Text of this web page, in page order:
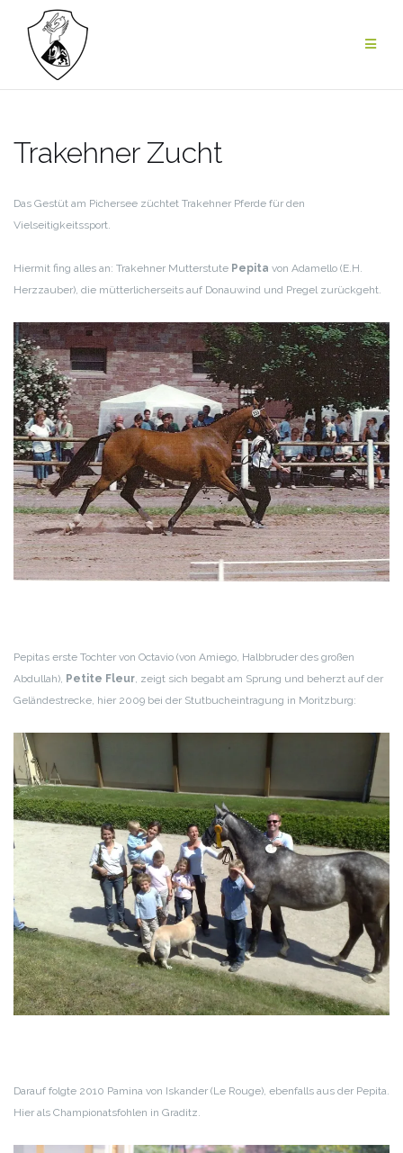
Inhalt
springen
Trakehner Zucht
Das Gestüt am Pichersee züchtet Trakehner Pferde für den
Vielseitigkeitssport.
Hiermit fing alles an: Trakehner Mutterstute Pepita von Adamello (E.H.
Herzzauber), die mütterlicherseits auf Donauwind und Pregel zurückgeht.
Pepitas erste Tochter von Octavio (von Amiego, Halbbruder des großen
Abdullah), Petite Fleur, zeigt sich begabt am Sprung und beherzt auf der
Geländestrecke, hier 2009 bei der Stutbucheintragung in Moritzburg:
Darauf folgte 2010 Pamina von Iskander (Le Rouge), ebenfalls aus der Pepita.
Hier als Championatsfohlen in Graditz.